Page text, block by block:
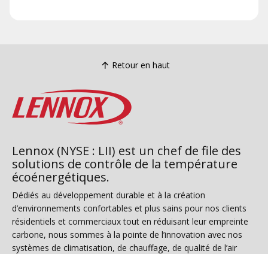
Retour en haut
Lennox (NYSE : LII) est un chef de file des
solutions de contrôle de la température
écoénergétiques.
Dédiés au développement durable et à la création
d’environnements confortables et plus sains pour nos clients
résidentiels et commerciaux tout en réduisant leur empreinte
carbone, nous sommes à la pointe de l’innovation avec nos
systèmes de climatisation, de chauffage, de qualité de l’air